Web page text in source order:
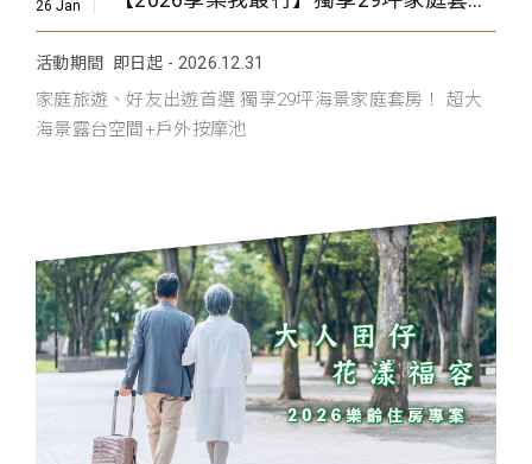
26 Jan
活動期間 即日起 - 2026.12.31
家庭旅遊、好友出遊首選 獨享29坪海景家庭套房！ 超大
海景露台空間+戶外按摩池